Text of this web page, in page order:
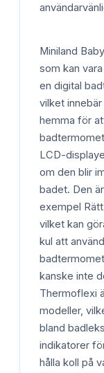
Miniland
som kan
en digital
vilket
hemma för
LCD-
om den blir
badet. Den
exempel
vilket kan
kul att
kanske inte
Thermoflexi
modeller,
bland
indikatorer
hålla koll på